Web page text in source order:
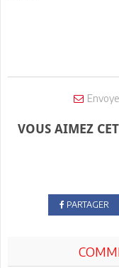
VOUS AIMEZ
PARTAGER